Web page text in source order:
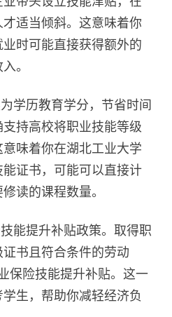
适当倾斜。这意味着你
时可能直接获得额外的
。
历教育学分，节省时间
持高校将职业技能等级
味着你在湖北工业大学
证书，可能可以直接计
读的课程数量。
提升补贴政策。取得职
书且符合条件的劳动
保险技能提升补贴。这一
生，帮助你减轻经济负